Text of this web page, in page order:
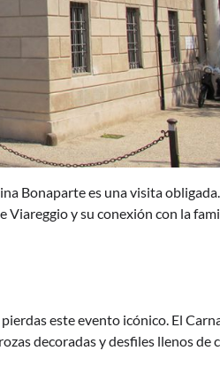
Bonaparte es una visita
Viareggio y su conexión con la
este evento icónico. El
decoradas y desfiles llenos de